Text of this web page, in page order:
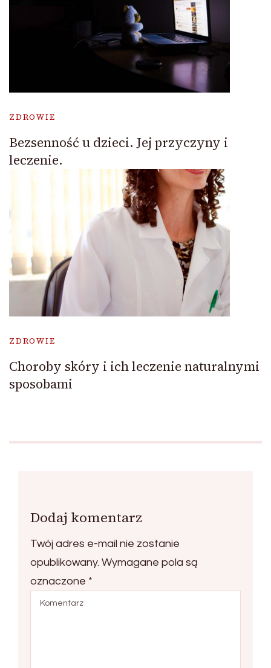
ZDROWIE
Bezsenność u dzieci. Jej przyczyny i
leczenie.
ZDROWIE
Choroby skóry i ich leczenie naturalnymi
sposobami
Dodaj komentarz
Twój adres e-mail nie zostanie
opublikowany. Wymagane pola są
oznaczone *